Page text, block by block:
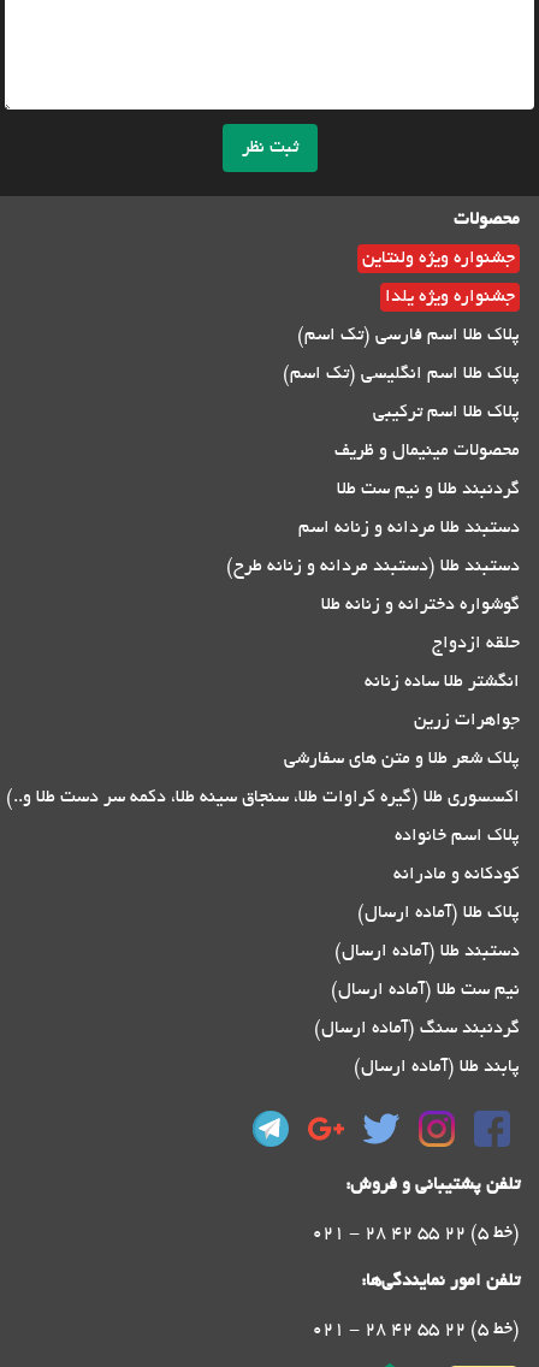
ثبت نظر
محصولات
جشنواره ویژه ولنتاین
جشنواره ویژه یلدا
پلاک طلا اسم فارسی (تک اسم)
پلاک طلا اسم انگلیسی (تک اسم)
پلاک طلا اسم ترکیبی
محصولات مینیمال و ظریف
گردنبند طلا و نیم ست طلا
دستبند طلا مردانه و زنانه اسم
دستبند طلا (دستبند مردانه و زنانه طرح)
گوشواره دخترانه و زنانه طلا
حلقه ازدواج
انگشتر طلا ساده زنانه
جواهرات زرین
پلاک شعر طلا و متن های سفارشی
اکسسوری طلا (گیره کراوات طلا، سنجاق سینه طلا، دکمه سر دست طلا و..)
پلاک اسم خانواده
کودکانه و مادرانه
پلاک طلا (آماده ارسال)
دستبند طلا (آماده ارسال)
نیم ست طلا (آماده ارسال)
گردنبند سنگ (آماده ارسال)
پابند طلا (آماده ارسال)
تلفن پشتیبانی و فروش:
021 - 28 42 55 22 (5 خط)
تلفن امور نمایندگی‌ها:
021 - 28 42 55 22 (5 خط)